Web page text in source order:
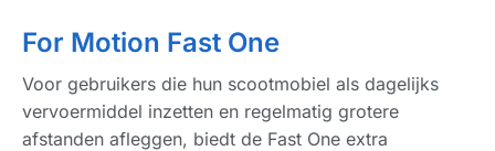
For Motion Fast One
Voor gebruikers die hun scootmobiel als dagelijks
vervoermiddel inzetten en regelmatig grotere
afstanden afleggen, biedt de Fast One extra